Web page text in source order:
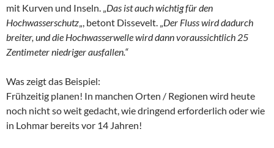
mit Kurven und Inseln. „Das ist auch wichtig für den
Hochwasserschutz„, betont Dissevelt. „Der Fluss wird dadurch
breiter, und die Hochwasserwelle wird dann voraussichtlich 25
Zentimeter niedriger ausfallen.“
Was zeigt das Beispiel:
Frühzeitig planen! In manchen Orten / Regionen wird heute
noch nicht so weit gedacht, wie dringend erforderlich oder wie
in Lohmar bereits vor 14 Jahren!